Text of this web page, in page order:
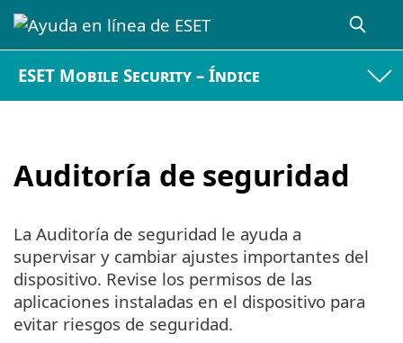
ESET Mobile Security – Índice
Auditoría de seguridad
La Auditoría de seguridad le ayuda a
supervisar y cambiar ajustes importantes del
dispositivo. Revise los permisos de las
aplicaciones instaladas en el dispositivo para
evitar riesgos de seguridad.